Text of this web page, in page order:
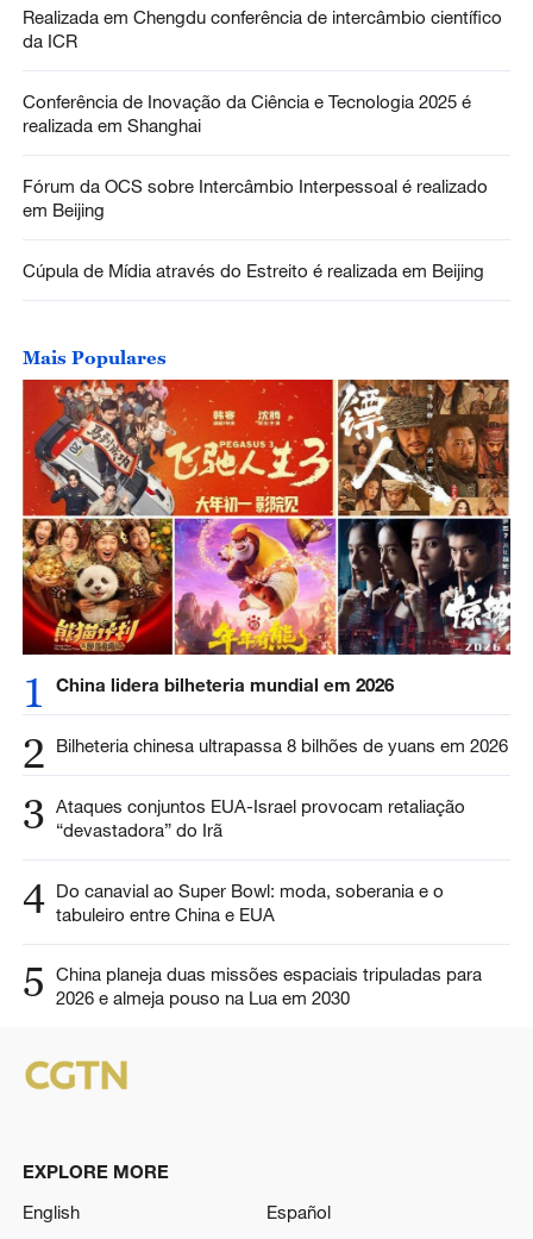
Realizada em Chengdu conferência de intercâmbio científico
da ICR
Conferência de Inovação da Ciência e Tecnologia 2025 é
realizada em Shanghai
Fórum da OCS sobre Intercâmbio Interpessoal é realizado
em Beijing
Cúpula de Mídia através do Estreito é realizada em Beijing
Mais Populares
1 China lidera bilheteria mundial em 2026
2 Bilheteria chinesa ultrapassa 8 bilhões de yuans em 2026
3 Ataques conjuntos EUA-Israel provocam retaliação
“devastadora” do Irã
4 Do canavial ao Super Bowl: moda, soberania e o
tabuleiro entre China e EUA
5
China planeja duas missões espaciais tripuladas para
2026 e almeja pouso na Lua em 2030
EXPLORE MORE
English
Español